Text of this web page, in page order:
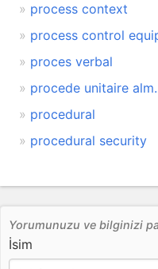
process context
process control
proces verbal
procede unitaire
procedural
procedural security
Yorumunuzu ve bilginizi
İsim